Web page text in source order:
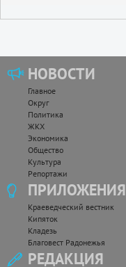
НОВОСТИ
Главное
Округ
Политика
ЖКХ
Экономика
Общество
Культура
Репортажи
ПРИЛОЖЕНИЯ
Краеведческий вестник
Кипяток
Кладезь
Благовест Радонежья
РЕДАКЦИЯ